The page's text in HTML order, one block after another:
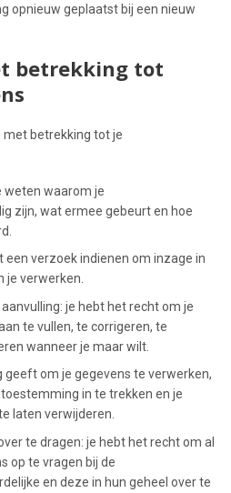
opnieuw geplaatst bij een nieuw
betrekking tot
betrekking tot je
weten waarom je
zijn, wat ermee gebeurt en hoe
een verzoek indienen om inzage in
je verwerken.
je hebt het recht om je
te vullen, te corrigeren, te
wanneer je maar wilt.
om je gegevens te verwerken,
in te trekken en je
laten verwijderen.
te dragen: je hebt het recht om al
op te vragen bij de
en deze in hun geheel over te